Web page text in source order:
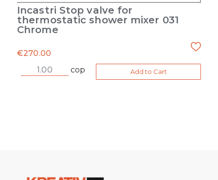
Incastri Stop valve for
thermostatic shower mixer 031
Chrome
€270.00
cop
Add to Cart